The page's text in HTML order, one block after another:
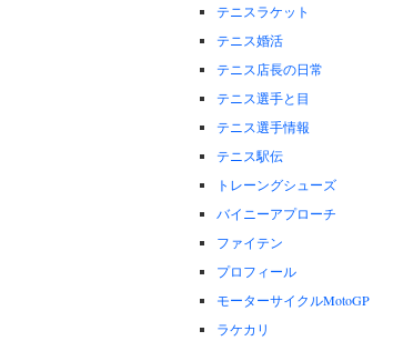
テニスラケット
テニス婚活
テニス店長の日常
テニス選手と目
テニス選手情報
テニス駅伝
トレーングシューズ
バイニーアプローチ
ファイテン
プロフィール
モーターサイクルMotoGP
ラケカリ